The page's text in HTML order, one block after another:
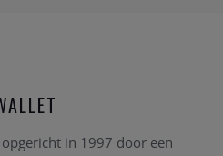
in 1997 door een